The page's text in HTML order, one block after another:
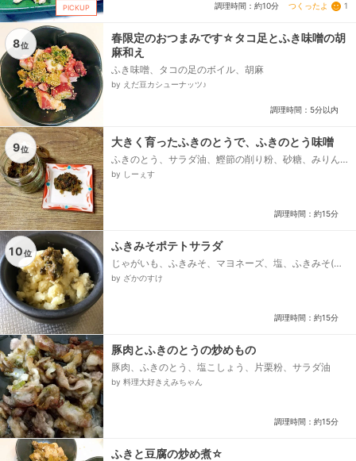
PICKUP 調理時間：約10分 つくったよ 1
8位
春限定のおつまみです☆タコ足とふき味噌の胡
麻和え
ふき味噌、タコの足のボイル、胡麻
by えだ豆カシューナッツ♪
調理時間：5分以内
9位
大きく育ったふきのとうで、ふきのとう味噌
ふきのとう、サラダ油、鰹節の削り粉、砂糖、みりん
風調味料、合わせ味噌
by しーぇす
調理時間：約15分
10位
ふきみそポテトサラダ
じゃがいも、ふきみそ、マヨネーズ、塩、ふきみそ(上
の飾り用)
by ざかのすけ
調理時間：約15分
豚肉とふきのとうの炒めもの
豚肉、ふきのとう、塩こしょう、片栗粉、サラダ油
by 料理大好きえみちゃん
調理時間：約15分
ふきと豆腐の炒め煮☆